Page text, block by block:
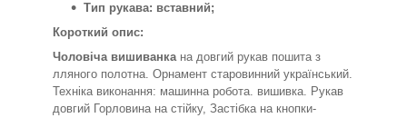
Тип рукава: вставний;
Короткий опис:
Чоловіча вишиванкана довгий рукав пошита з
лляного полотна. Орнамент старовинний український.
Техніка виконання: машинна робота. вишивка. Рукав
довгий Горловина на стійку, Застібка на кнопки-